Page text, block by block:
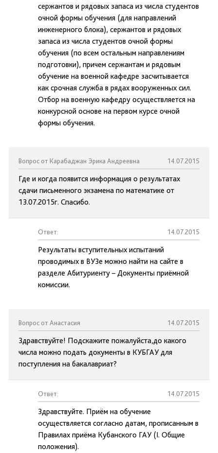
сержантов и рядовых запаса из числа студентов
очной формы обучения (для направлений
инженерного блока), сержантов и рядовых
запаса из числа студентов очной формы
обучения (по всем остальным направлениям
подготовки), причем сержантам и рядовым
обучение на военной кафедре засчитывается
как срочная служба в рядах вооруженных сил.
Отбор на военную кафедру осуществляется на
конкурсной основе на первом курсе очной
формы обучения.
Вопрос от Карабаджан Эрика Андреевна 14.07.2015
Где и когда появится информация о результатах
сдачи письменного экзамена по математике от
13.07.2015г. Спасибо.
Ответ: 14.07.2015
Результаты вступительных испытаний
проводимых в ВУЗе можно найти на сайте в
разделе Абитуриенту – Документы приёмной
комиссии.
Вопрос от Анастасия 14.07.2015
Здравствуйте! Подскажите пожалуйста,до какого
числа можно подать документы в КУБГАУ для
поступления на бакалавриат?
Ответ: 14.07.2015
Здравствуйте. Приём на обучение
осуществляется согласно датам, прописанным в
Правилах приёма Кубанского ГАУ (I. Общие
положения).